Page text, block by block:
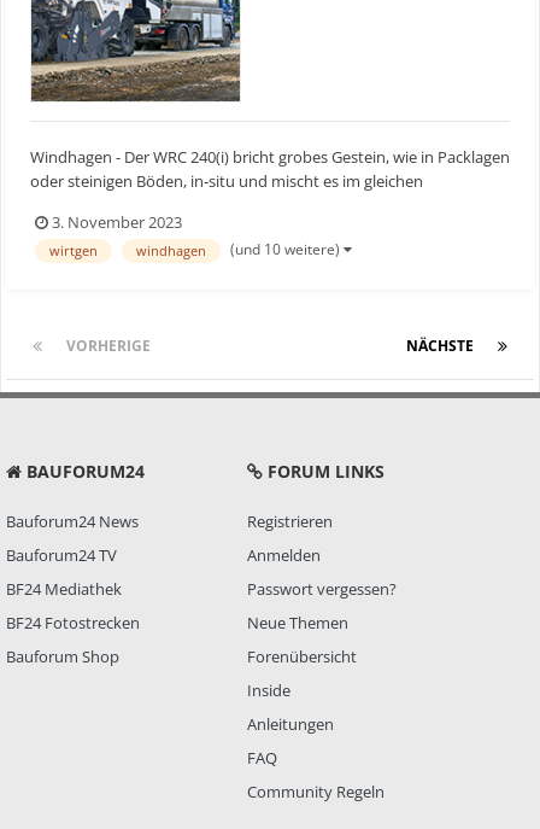
Windhagen - Der WRC 240(i) bricht grobes Gestein, wie in Packlagen
oder steinigen Böden, in-situ und mischt es im gleichen
einer Arbeitstiefe von bis zu 510 mm kann eine Leistung von bis zu
600 Tonnen pro Stunde erzielt werden. Die Markte...
3. November 2023
wirtgen windhagen (und 10 weitere)
VORHERIGE NÄCHSTE
BAUFORUM24
Bauforum24 News
Bauforum24 TV
BF24 Mediathek
BF24 Fotostrecken
Bauforum Shop
FORUM LINKS
Registrieren
Anmelden
Passwort vergessen?
Neue Themen
Forenübersicht
Inside
Anleitungen
FAQ
Community Regeln